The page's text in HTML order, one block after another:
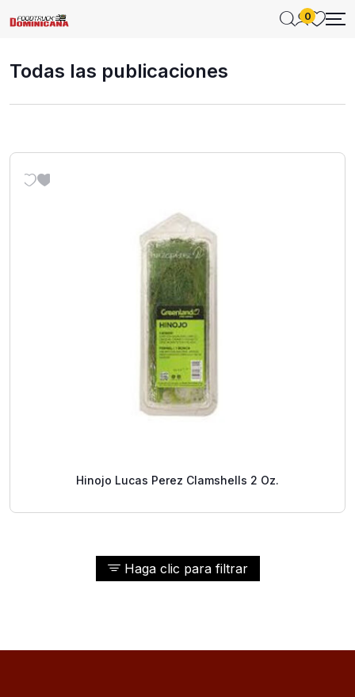
0
Todas las publicaciones
Haga clic para filtrar
Hinojo Lucas Perez Clamshells 2 Oz.